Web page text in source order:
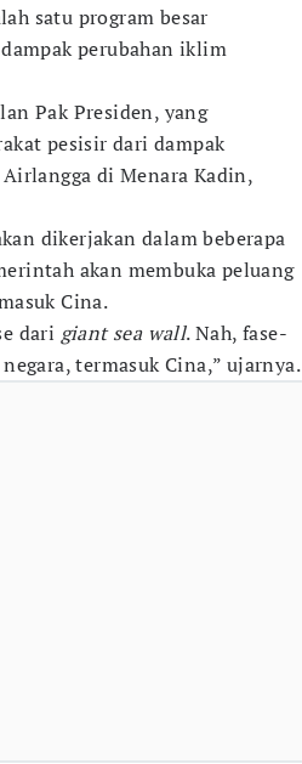
satu program besar
perubahan iklim
Pak Presiden, yang
pesisir dari dampak
Airlangga di Menara Kadin,
dikerjakan dalam beberapa
akan membuka peluang
Cina.
dari giant sea wall. Nah, fase-
termasuk Cina,” ujarnya.